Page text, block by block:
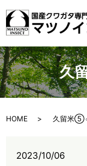
久
HOME 久留米
2023/10/06